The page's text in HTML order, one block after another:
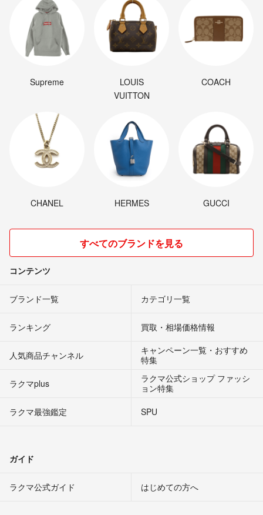
Supreme
LOUIS
VUITTON
COACH
CHANEL HERMES GUCCI
すべてのブランドを見る
コンテンツ
ブランド一覧 カテゴリ一覧
ランキング 買取・相場価格情報
人気商品チャンネル
キャンペーン一覧・おすすめ
特集
ラクマplus
ラクマ公式ショップ ファッシ
ョン特集
ラクマ最強鑑定
SPU
ガイド
ラクマ公式ガイド はじめての方へ